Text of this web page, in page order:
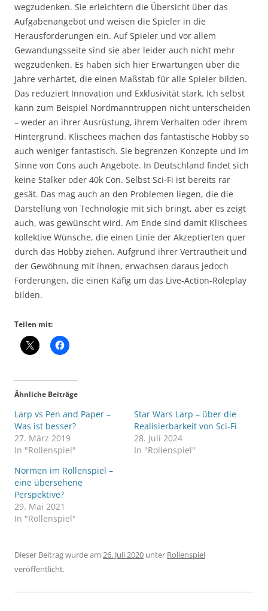
wegzudenken. Sie erleichtern die Übersicht über das
Aufgabenangebot und weisen die Spieler in die
Herausforderungen ein. Auf Spieler und vor allem
Gewandungsseite sind sie aber leider auch nicht mehr
wegzudenken. Es haben sich hier Erwartungen über die
Jahre verhärtet, die einen Maßstab für alle Spieler bilden.
Das reduziert Innovation und Exklusivität stark. Ich selbst
kann zum Beispiel Nordmanntruppen nicht unterscheiden
– weder an ihrer Ausrüstung, ihrem Verhalten oder ihrem
Hintergrund. Klischees machen das fantastische Hobby so
auch weniger fantastisch. Sie begrenzen Konzepte und im
Sinne von Cons auch Angebote. In Deutschland findet sich
keine Stalker oder 40k Con. Selbst Sci-Fi ist bereits rar
gesät. Das mag auch an den Problemen liegen, die die
Darstellung von Technologie mit sich bringt, aber es zeigt
auch, was gewünscht wird. Am Ende sind damit Klischees
kollektive Wünsche, die einen Linie der Akzeptierten quer
durch das Hobby ziehen. Aufgrund ihrer Vertrautheit und
der Gewöhnung mit ihnen, erwachsen daraus jedoch
Forderungen, die einen Käfig um das Live-Action-Roleplay
bilden.
Teilen mit:
Ähnliche Beiträge
Larp vs Pen and Paper –
Was ist besser?
27. März 2019
In "Rollenspiel"
Star Wars Larp – über die
Realisierbarkeit von Sci-Fi
28. Juli 2024
In "Rollenspiel"
Normen im Rollenspiel –
eine übersehene
Perspektive?
29. Mai 2021
In "Rollenspiel"
Dieser Beitrag wurde am 26. Juli 2020 unter Rollenspiel
veröffentlicht.